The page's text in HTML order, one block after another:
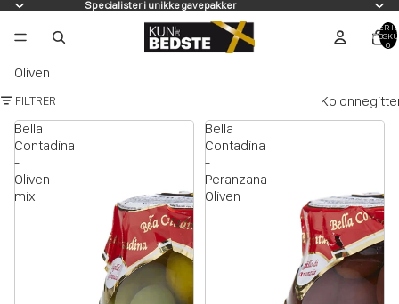
Specialister i unikke gavepakker
VARER I
0
Oliven
FILTRER
Bella
Contadina
-
Oliven
mix
Bella
Contadina
-
Peranzana
Oliven